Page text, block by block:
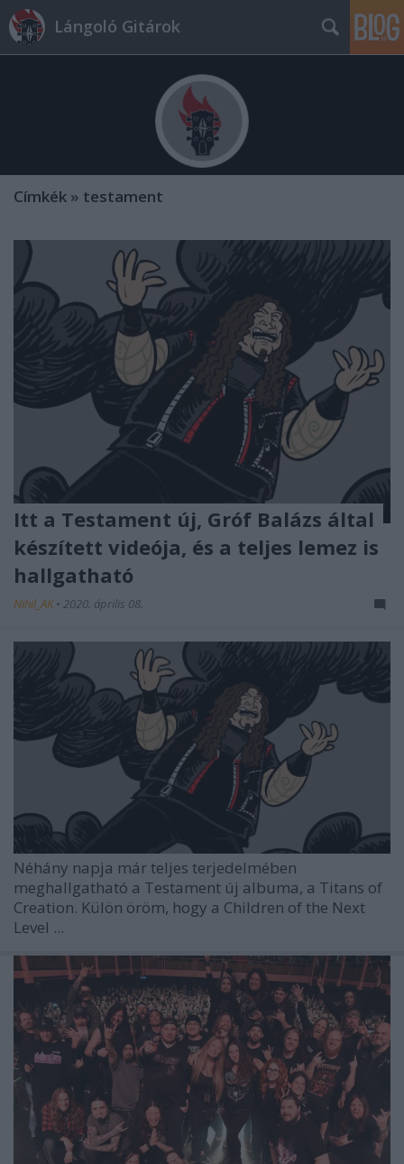
Lángoló Gitárok
Címkék » testament
Itt a Testament új, Gróf Balázs által
készített videója, és a teljes lemez is
hallgatható
Nihil_AK • 2020. április 08.
Néhány napja már teljes terjedelmében
meghallgatható a Testament új albuma, a Titans of
Creation. Külön öröm, hogy a Children of the Next
Level ...